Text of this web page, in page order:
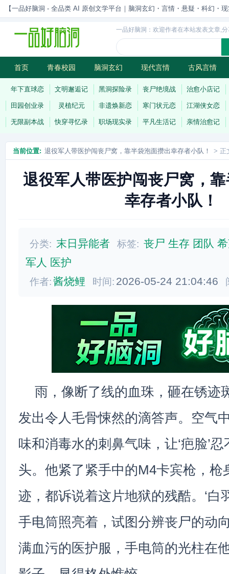
【一品好脑洞 - 全品类 AI 原创文学平台｜脑洞玄幻・言情・悬疑・科幻・
一品好脑洞：欢迎作者在本站发表文章,
首页 青春校园 脑洞玄幻 现代言情 古风言情
历史权谋 武侠江湖 灵异志怪 连载
年下直球恋 文明邂逅记 黑洞探险录 丧尸绝境战 治愈小店记
田园创业录 灵植纪元 非遗焕新恋 寒门状元恋 江湖侠女恋
无限副本战 快穿寻忆录 职场现实录 平凡生活记 亲情治愈记
当前位置: 退役军人带医护闯丧尸窝，靠半袋泡面攒出幸存者小队！ > 正
退役军人带医护闯丧尸窝，
幸存者小队！
分类: 末日异能者 标签: 丧尸 生存 团队
军人 医护
作者:酱烧鲤 时间: 2026-05-24 21:04:46
雨，像断了线的血珠，砸在锈迹
发出令人毛骨悚然的滴答声。空气
味和消毒水的刺鼻气味，让‘疤脸’
头。他紧了紧手中的M4卡宾枪，枪
迹，都诉说着这片地狱的残酷。‘白
手电筒照亮着，试图分辨丧尸的动
满血污的医护服，手电筒的光柱在